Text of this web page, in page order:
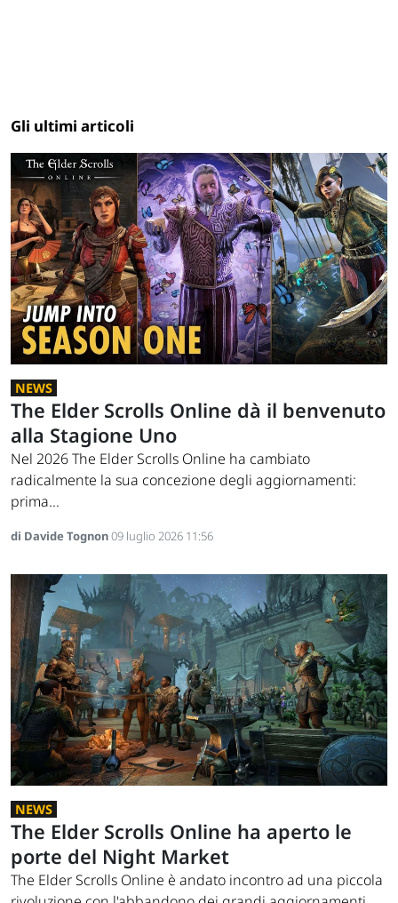
Gli ultimi articoli
NEWS
The Elder Scrolls Online dà il benvenuto
alla Stagione Uno
Nel 2026 The Elder Scrolls Online ha cambiato
radicalmente la sua concezione degli aggiornamenti:
prima...
di Davide Tognon09 luglio 2026 11:56
NEWS
The Elder Scrolls Online ha aperto le
porte del Night Market
The Elder Scrolls Online è andato incontro ad una piccola